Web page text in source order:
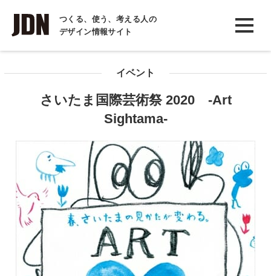
つくる、使う、考える人の
デザイン情報サイト
INTERVIEW
インタビュー
イベント
さいたま国際芸術祭 2020 -Art
Sightama-